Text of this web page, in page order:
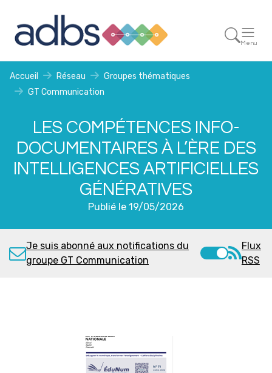
Menu
Accueil Réseau
Groupes thématiques
GT Communication
LES COMPÉTENCES INFO-
DOCUMENTAIRES À L’ÈRE DES
INTELLIGENCES ARTIFICIELLES
GÉNÉRATIVES
Publié le 19/05/2026
Je suis abonné aux notifications du
groupe GT Communication
Flux
RSS